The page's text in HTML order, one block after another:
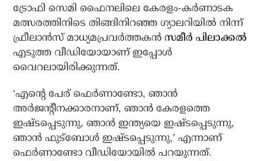
ട്രോഫി സെമി ഫൈനലിലെ കേരളം-കര്‍ണാടക
മത്സരത്തിനിടെ തിങ്ങിനിറഞ്ഞ ഗ്യാലറിയില്‍ നിന്ന്
ഫ്രീലാന്‍സ് മാധ്യമപ്രവര്‍ത്തകന്‍സമീര്‍ പിലാക്കല്‍
എടുത്ത വീഡിയോയാണ് ഇപ്പോള്‍
വൈറലായിരിക്കുന്നത്.
‘എന്റെ പേര് ഫെര്‍ണാണ്ടോ, ഞാന്‍
അര്‍ജന്റീനക്കാരനാണ്, ഞാന്‍ കേരളത്തെ
ഇഷ്ടപ്പെടുന്നു, ഞാന്‍ ഇന്ത്യയെ ഇഷ്ടപ്പെടുന്നു,
ഞാന്‍ ഫുട്‌ബോള്‍ ഇഷ്ടപ്പെടുന്നു,’ എന്നാണ്
ഫെര്‍ണാണ്ടോ വീഡിയോയില്‍ പറയുന്നത്.